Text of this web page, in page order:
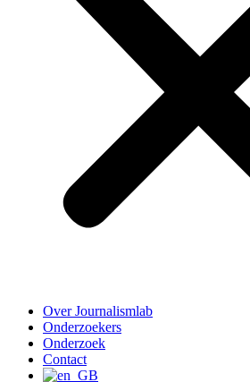
Over Journalismlab
Onderzoekers
Onderzoek
Contact